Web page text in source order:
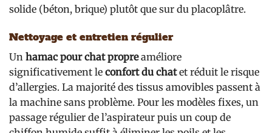
solide (béton, brique) plutôt que sur du placoplâtre.
Nettoyage et entretien régulier
Un hamac pour chat propreaméliore
significativement le confort du chatet réduit le risque
d’allergies. La majorité des tissus amovibles passent à
la machine sans problème. Pour les modèles fixes, un
passage régulier de l’aspirateur puis un coup de